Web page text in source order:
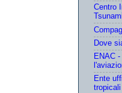
Centro
Tsunami
Dove
ENAC
Ente
tropicali